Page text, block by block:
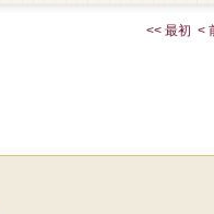
<< 最初 <